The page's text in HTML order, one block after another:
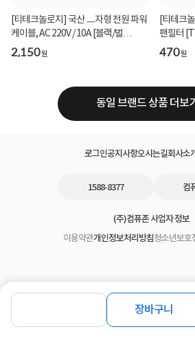
장바구니
[티테크놀로지] 국산 ㅡ자형 전원 파워
케이블, AC 220V / 10A [블랙/벌
크/1.5m]
2,150원
[티테크
팬필터
470원
동일 브랜드 상품 더보기
로그인공지사항오시는길회사소
1588-8377 컴
(주)컴퓨존 사업자 정보
이용약관개인정보처리방침청소년보호